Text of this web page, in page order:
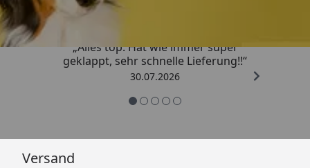
„Alles top. Hat wie immer super
geklappt, sehr schnelle Lieferung!!“
30.07.2026
Versand